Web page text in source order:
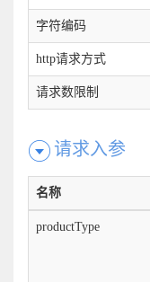
字符编码
http请求方式
请求数限制
请求入参
名称
productType